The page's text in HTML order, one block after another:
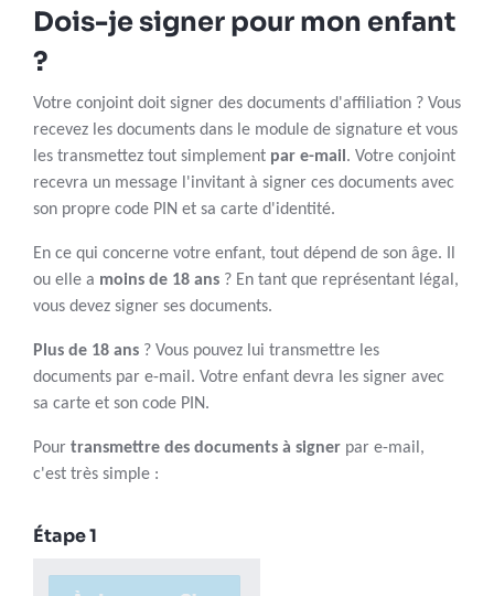
Dois-je signer pour mon enfant
?
Votre conjoint doit signer des documents d'affiliation ? Vous
recevez les documents dans le module de signature et vous
les transmettez tout simplement par e-mail . Votre conjoint
recevra un message l'invitant à signer ces documents avec
son propre code PIN et sa carte d'identité.
En ce qui concerne votre enfant, tout dépend de son âge. Il
ou elle a moins de 18 ans ? En tant que représentant légal,
vous devez signer ses documents.
Plus de 18 ans ? Vous pouvez lui transmettre les
documents par e-mail. Votre enfant devra les signer avec
sa carte et son code PIN.
Pour transmettre des documents à signer par e-mail,
c'est très simple :
Étape 1